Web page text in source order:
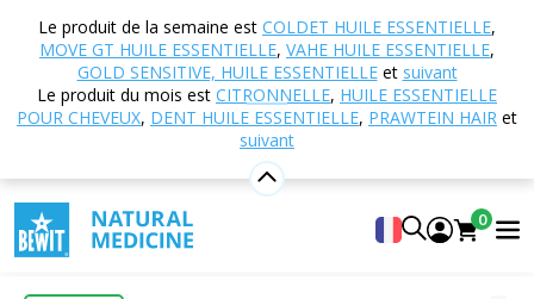
Le produit de la semaine est COLDET HUILE ESSENTIELLE,
MOVE GT HUILE ESSENTIELLE, VAHE HUILE ESSENTIELLE,
GOLD SENSITIVE, HUILE ESSENTIELLEet suivant
Le produit du mois est CITRONNELLE, HUILE ESSENTIELLE
POUR CHEVEUX, DENT HUILE ESSENTIELLE, PRAWTEIN HAIR et
suivant
0
Boutique en ligne
compléments alimentaires
Cafés
Boissons
protéinées
Boisson protéinée avec stévia, BIO
Boisson protéinée avec stévia, BIO
Complément alimentaire
5 Voir 2 critiques